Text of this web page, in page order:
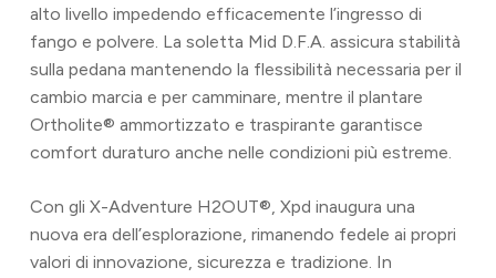
alto livello impedendo efficacemente l’ingresso di
fango e polvere. La soletta Mid D.F.A. assicura stabilità
sulla pedana mantenendo la flessibilità necessaria per il
cambio marcia e per camminare, mentre il plantare
Ortholite® ammortizzato e traspirante garantisce
comfort duraturo anche nelle condizioni più estreme.
Con gli X-Adventure H2OUT®, Xpd inaugura una
nuova era dell’esplorazione, rimanendo fedele ai propri
valori di innovazione, sicurezza e tradizione. In